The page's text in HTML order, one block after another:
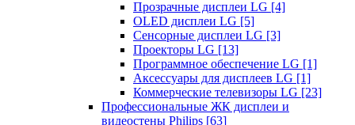
Прозрачные дисплеи LG [4]
OLED дисплеи LG [5]
Сенсорные дисплеи LG [3]
Проекторы LG [13]
Программное обеспечение LG [1]
Аксессуары для дисплеев LG [1]
Коммерческие телевизоры LG [23]
Профессиональные ЖК дисплеи и
видеостены Philips [63]